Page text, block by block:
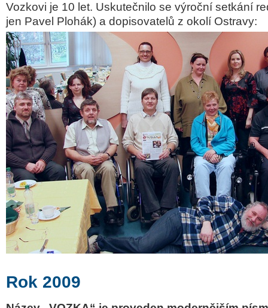
Vozkovi je 10 let. Uskutečnilo se výroční setkání
jen Pavel Plohák) a dopisovatelů z okolí Ostravy:
Rok 2009